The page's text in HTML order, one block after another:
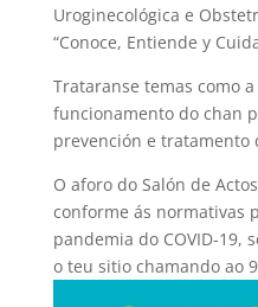
Uroginecológica e
“Conoce, Entiende y
Trataranse temas como
funcionamento do chan
prevención e tratamento
O aforo do Salón de
conforme ás normativas
pandemia do COVID-19,
o teu sitio chamando ao